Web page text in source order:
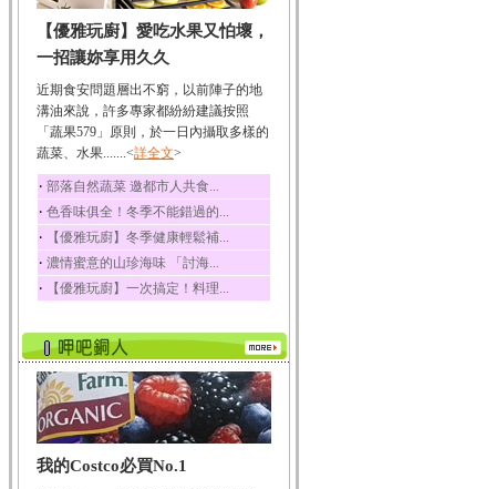
韭菜
韭菜所含的膳食纖維能
幫助消化與通便；揮...
冬瓜
冬瓜營養價值高，鈉含
量極低是水腫病人的...
豆豉
豆豉裡頭含有營養的蛋
白質、脂肪、鈣、磷...
榛果
榛果裡所含的營養素有
蛋白質、脂肪、醣類...
迷迭香
酸、迷迭香酸、植物...
咖啡
咖啡中的咖啡因會刺激
中樞神經系統，特別...
椰子
椰子含有糖類、脂肪、
【優雅玩廚】愛吃水果又怕壞，
一招讓妳享用久久
近期食安問題層出不窮，以前陣子的地
溝油來說，許多專家都紛紛建議按照
「蔬果579」原則，於一日內攝取多樣的
蔬菜、水果.......<詳全文>
‧ 部落自然蔬菜 邀都市人共食...
‧ 色香味俱全！冬季不能錯過的...
‧ 【優雅玩廚】冬季健康輕鬆補...
‧ 濃情蜜意的山珍海味 「討海...
‧ 【優雅玩廚】一次搞定！料理...
我的Costco必買No.1